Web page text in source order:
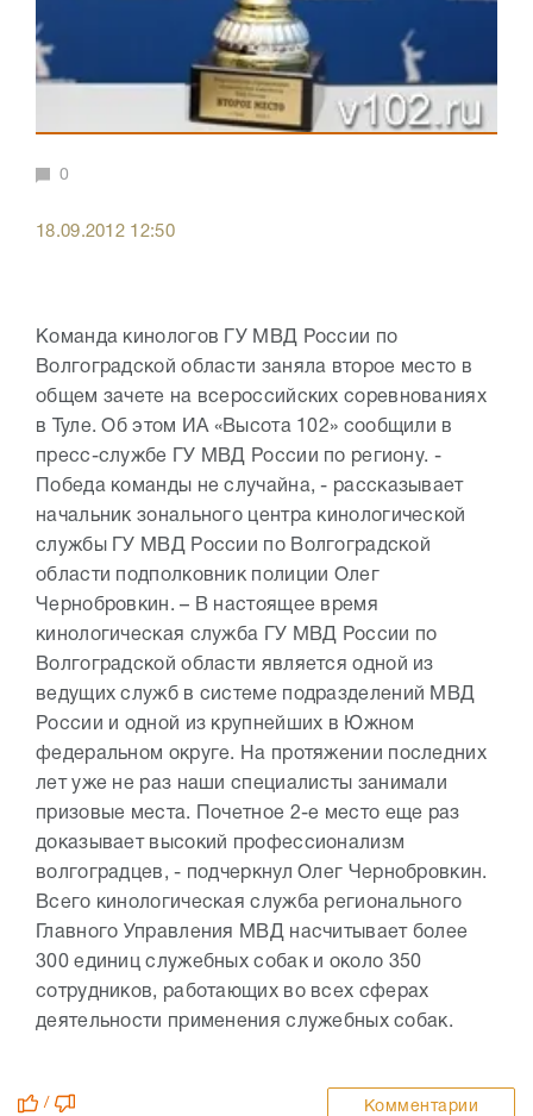
0
18.09.2012 12:50
Команда кинологов ГУ МВД России по
Волгоградской области заняла второе место в
общем зачете на всероссийских соревнованиях
в Туле. Об этом ИА «Высота 102» сообщили в
пресс-службе ГУ МВД России по региону. -
Победа команды не случайна, - рассказывает
начальник зонального центра кинологической
службы ГУ МВД России по Волгоградской
области подполковник полиции Олег
Чернобровкин. – В настоящее время
кинологическая служба ГУ МВД России по
Волгоградской области является одной из
ведущих служб в системе подразделений МВД
России и одной из крупнейших в Южном
федеральном округе. На протяжении последних
лет уже не раз наши специалисты занимали
призовые места. Почетное 2-е место еще раз
доказывает высокий профессионализм
волгоградцев, - подчеркнул Олег Чернобровкин.
Всего кинологическая служба регионального
Главного Управления МВД насчитывает более
300 единиц служебных собак и около 350
сотрудников, работающих во всех сферах
деятельности применения служебных собак.
/ Комментарии